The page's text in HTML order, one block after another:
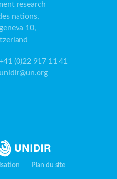
research
nations,
10,
(0)22 917 11 41
unidir@un.org
Plan du site